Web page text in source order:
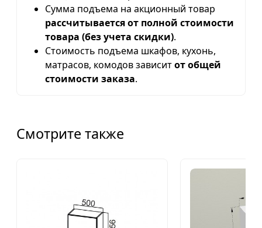
Сумма подъема на акционный товар
рассчитывается от полной стоимости
товара (без учета скидки).
Стоимость подъема шкафов, кухонь,
матрасов, комодов зависитот общей
стоимости заказа.
Смотрите также